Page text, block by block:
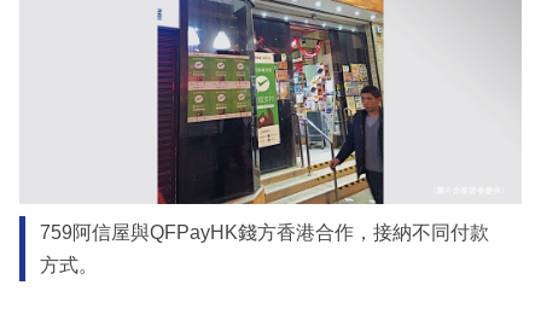
759阿信屋與QFPayHK錢方香港合作，接納不同付款
方式。